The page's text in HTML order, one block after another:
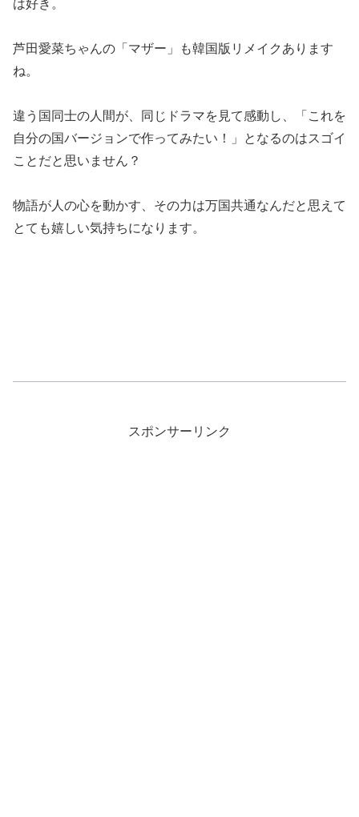
は好き。
芦田愛菜ちゃんの「マザー」も韓国版リメイクあります
ね。
違う国同士の人間が、同じドラマを見て感動し、「これを
自分の国バージョンで作ってみたい！」となるのはスゴイ
ことだと思いません？
物語が人の心を動かす、その力は万国共通なんだと思えて
とても嬉しい気持ちになります。
スポンサーリンク